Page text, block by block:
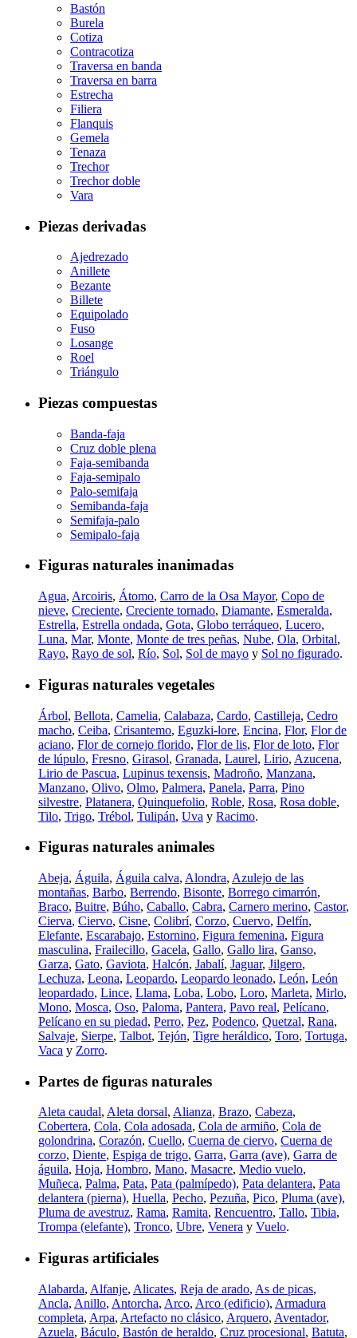
Bastón
Burela
Cotiza
Contracotiza
Traversa en banda
Traversa en barra
Estrecha
Filiera
Flanquis
Gemela
Tenaza
Trechor
Trechor doble
Vara
Piezas derivadas
Ajedrezado
Anillete
Bezante
Billete
Equipolado
Fuso
Losange
Roel
Triángulo
Piezas compuestas
Banda-faja
Cruz doble plena
Faja-semibanda
Faja-semipalo
Palo-semifaja
Semibanda-faja
Semifaja-palo
Semipalo-faja
Figuras naturales inanimadas
Agua, Arcoiris, Átomo, Carro de la Osa Mayor, Copo de
nieve, Creciente, Creciente tornado, Diamante, Esmeralda,
Estrella, Estrella ondada, Gota, Globo terráqueo, Lucero,
Luna, Mar, Monte, Monte de tres peñas, Nube, Ola, Orbital,
Rayo, Rayo de sol, Río, Sol, Sol de mayo y Sol no figurado.
Figuras naturales vegetales
Árbol, Bellota, Camelia, Calabaza, Cardo, Castilleja, Cedro
macho, Ceiba, Crisantemo, Eguzki-lore, Encina, Flor, Flor de
aciano, Flor de cornejo florido, Flor de lis, Flor de loto, Flor
de lúpulo, Fresno, Girasol, Granada, Laurel, Lirio, Azucena,
Lirio de Pascua, Lupinus texensis, Madroño, Manzana,
Manzano, Olivo, Olmo, Palmera, Panela, Parra, Pino
silvestre, Platanera, Quinquefolio, Roble, Rosa, Rosa doble,
Tilo, Trigo, Trébol, Tulipán, Uva y Racimo.
Figuras naturales animales
Abeja, Águila, Águila calva, Alondra, Azulejo de las
montañas, Barbo, Berrendo, Bisonte, Borrego cimarrón,
Braco, Buitre, Búho, Caballo, Cabra, Carnero merino, Castor,
Cierva, Ciervo, Cisne, Colibrí, Corzo, Cuervo, Delfín,
Elefante, Escarabajo, Estornino, Figura femenina, Figura
masculina, Frailecillo, Gacela, Gallo, Gallo lira, Ganso,
Garza, Gato, Gaviota, Halcón, Jabalí, Jaguar, Jilgero,
Lechuza, Leona, Leopardo, Leopardo leonado, León, León
leopardado, Lince, Llama, Loba, Lobo, Loro, Marleta, Mirlo,
Mono, Mosca, Oso, Paloma, Pantera, Pavo real, Pelícano,
Pelícano en su piedad, Perro, Pez, Podenco, Quetzal, Rana,
Salvaje, Sierpe, Talbot, Tejón, Tigre heráldico, Toro, Tortuga,
Vaca y Zorro.
Partes de figuras naturales
Aleta caudal, Aleta dorsal, Alianza, Brazo, Cabeza,
Cobertera, Cola, Cola adosada, Cola de armiño, Cola de
golondrina, Corazón, Cuello, Cuerna de ciervo, Cuerna de
corzo, Diente, Espiga de trigo, Garra, Garra (ave), Garra de
águila, Hoja, Hombro, Mano, Masacre, Medio vuelo,
Muñeca, Palma, Pata, Pata (palmípedo), Pata delantera, Pata
delantera (pierna), Huella, Pecho, Pezuña, Pico, Pluma (ave),
Pluma de avestruz, Rama, Ramita, Rencuentro, Tallo, Tibia,
Trompa (elefante), Tronco, Ubre, Venera y Vuelo.
Figuras artificiales
Alabarda, Alfanje, Alicates, Reja de arado, As de picas,
Ancla, Anillo, Antorcha, Arco, Arco (edificio), Armadura
completa, Arpa, Artefacto no clásico, Arquero, Aventador,
Azuela, Báculo, Bastón de heraldo, Cruz procesional, Batuta,